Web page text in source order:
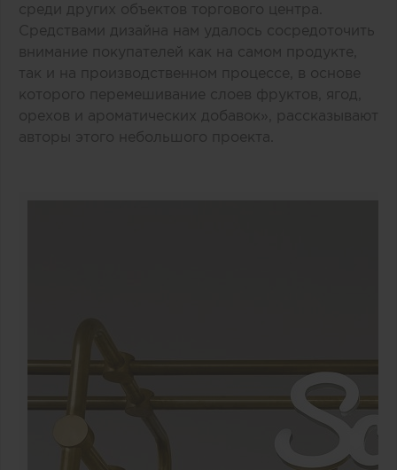
среди других объектов торгового центра.
Средствами дизайна нам удалось сосредоточить
внимание покупателей как на самом продукте,
так и на производственном процессе, в основе
которого перемешивание слоев фруктов, ягод,
орехов и ароматических добавок», рассказывают
авторы этого небольшого проекта.